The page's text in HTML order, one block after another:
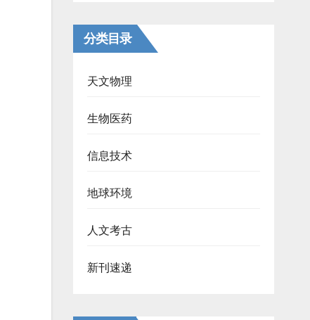
分类目录
天文物理
生物医药
信息技术
地球环境
人文考古
新刊速递